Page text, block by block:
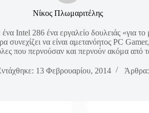
Νίκος Πλωμαριτέλης
Intel 286 ένα εργαλείο δουλειάς «για
να είναι αμετανόητος PC
που περνούσαν και περνούν ακόμα από
13 Φεβρουαρίου, 2014